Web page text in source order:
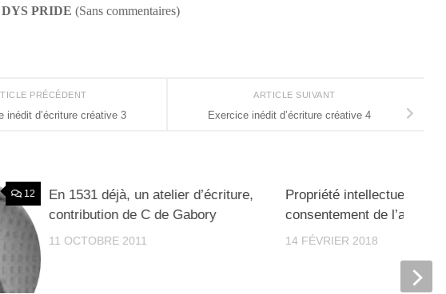
PRIDE (Sans commentaires)
ARTICLE SUIVANT
Exercice inédit d’écriture créative 4
PRÉCÉDENT
inédit d’écriture créative 3
En 1531 déjà, un atelier d’écriture,
contribution de C de Gabory
11 OCTOBRE 2011
Propriété intellectuelle et
consentement de l’auteur
14 FÉVRIER 2018
12